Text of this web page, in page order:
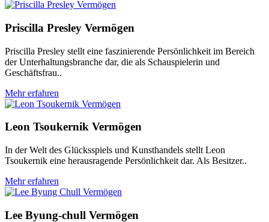
Priscilla Presley Vermögen
Priscilla Presley stellt eine faszinierende Persönlichkeit im Bereich
der Unterhaltungsbranche dar, die als Schauspielerin und
Geschäftsfrau..
Mehr erfahren
Leon Tsoukernik Vermögen
In der Welt des Glücksspiels und Kunsthandels stellt Leon
Tsoukernik eine herausragende Persönlichkeit dar. Als Besitzer..
Mehr erfahren
Lee Byung-chull Vermögen